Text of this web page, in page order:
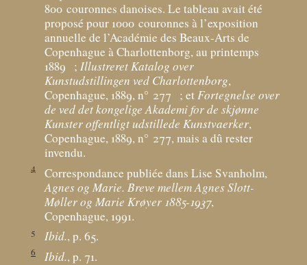
800 couronnes danoises. Le tableau avait été
proposé pour 1000 couronnes à l’exposition
annuelle de l’Académie des Beaux-Arts de
Copenhague à Charlottenborg, au printemps
1889
; Illustreret Katalog over
Kunstudstillingen ved Charlottenborg,
Copenhague, 1889, n° 277
; etFortegnelse over
de ved det kongelige Akademi for de skjønne
Kunster offentligt udstillede Kunstvaerker,
Copenhague, 1889, n° 277, mais a dû rester
invendu.
4
Correspondance publiée dans Lise Svanholm,
Agnes og Marie. Breve mellem Agnes Slott-
Møller og Marie Krøyer 1885-1937,
Copenhague, 1991.
5 Ibid., p. 65.
6 Ibid., p. 71.